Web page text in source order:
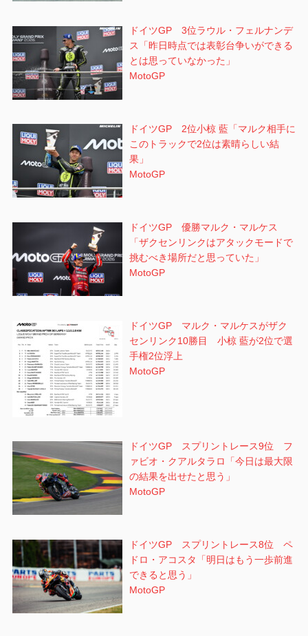
ドイツGP 3位ラウル・フェルナンデ
ス「昨日時点では表彰台争いができる
とは思っていなかった」
MotoGP
ドイツGP 2位小椋 藍「マルク相手に
このトラックで2位は素晴らしい結
果」
MotoGP
ドイツGP 優勝マルク・マルケス
「ザクセンリンクはアタックモードで
挑むべき場所だと思っていた」
MotoGP
ドイツGP マルク・マルケスがザク
センリンク10勝目 小椋 藍が2位で選
手権2位浮上
MotoGP
ドイツGP スプリントレース9位 フ
ァビオ・クアルタラロ「今日は最大限
の結果を出せたと思う」
MotoGP
ドイツGP スプリントレース8位 ペ
ドロ・アコスタ「明日はもう一歩前進
できると思う」
MotoGP